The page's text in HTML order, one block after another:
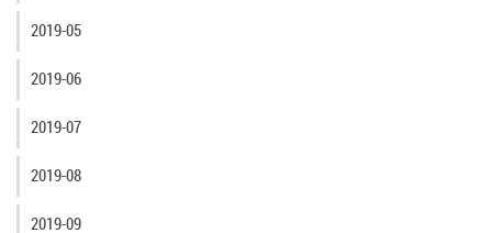
2019-05
2019-06
2019-07
2019-08
2019-09